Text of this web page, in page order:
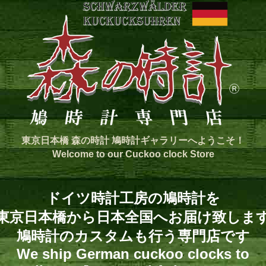
東京日本橋 森の時計 鳩時計ギャラリーへようこそ！
Welcome to our Cuckoo clock Store
ドイツ時計工房の鳩時計を
京日本橋から日本全国へお届け致しま
鳩時計のカスタムも行う専門店です
We ship German cuckoo clocks to